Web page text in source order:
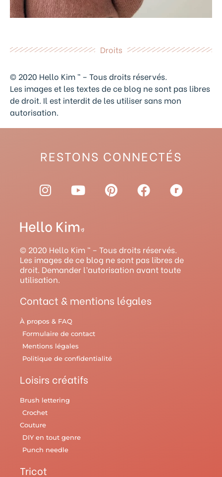
Droits
© 2020 Hello Kim ™ – Tous droits réservés.
Les images et les textes de ce blog ne sont pas libres
de droit. Il est interdit de les utiliser sans mon
autorisation.
RESTONS CONNECTÉS
I
n
t
a
g
r
a
m
Y
o
t
u
b
e
P
i
r
e
s
F
a
o
o
k
R
a
y
© 2020 Hello Kim ™ – Tous droits réservés.
Les images de ce blog ne sont pas libres de
droit. Demander l’autorisation avant toute
utilisation.
Contact & mentions légales
À propos & FAQ
Formulaire de contact
Mentions légales
Politique de confidentialité
Loisirs créatifs
Brush lettering
Crochet
Couture
DIY en tout genre
Punch needle
Tricot